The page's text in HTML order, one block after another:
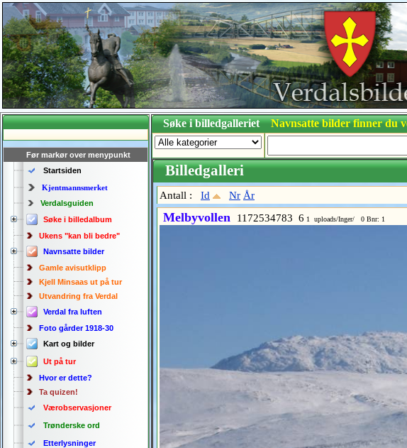
Før markør over menypunkt
Startsiden
Kjentmannsmerket
Verdalsguiden
Søke i billedalbum
Ukens "kan bli bedre"
Navnsatte bilder
Gamle avisutklipp
Kjell Minsaas ut på tur
Utvandring fra Verdal
Verdal fra luften
Foto gårder 1918-30
Kart og bilder
Ut på tur
Hvor er dette?
Ta quizen!
Værobservasjoner
Trønderske ord
Etterlysninger
Søke i billedgallerietNavnsatte bilder finner du
Billedgalleri
Antall : Id Nr År
Melbyvollen 1172534783 6 1 uploads/Inger/ 0 Bnr: 1